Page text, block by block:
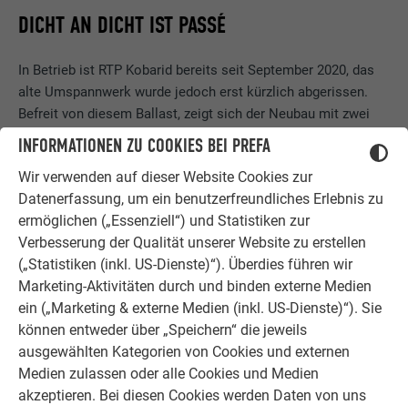
INFORMATIONEN ZU COOKIES BEI PREFA
Wir verwenden auf dieser Website Cookies zur
Datenerfassung, um ein benutzerfreundliches Erlebnis zu
ermöglichen („Essenziell“) und Statistiken zur
Verbesserung der Qualität unserer Website zu erstellen
(„Statistiken (inkl. US-Dienste)“). Überdies führen wir
Marketing-Aktivitäten durch und binden externe Medien
ein („Marketing & externe Medien (inkl. US-Dienste)“). Sie
können entweder über „Speichern“ die jeweils
ausgewählten Kategorien von Cookies und externen
Medien zulassen oder alle Cookies und Medien
akzeptieren. Bei diesen Cookies werden Daten von uns
DICHT AN DICHT IST PASSÉ
In Betrieb ist RTP Kobarid bereits seit September 2020, das
alte Umspannwerk wurde jedoch erst kürzlich abgerissen.
Befreit von diesem Ballast, zeigt sich der Neubau mit zwei
gegenläufigen, aneinander vorbei verlaufenden Dachflächen
in direkter Beziehung zu seiner Umgebung in einem kühnen
Grünton – „Patinagrün heißt die Farbe, für die ich mich nach
langem Suchen entschieden hatte. Ich wollte neben einer
formellen Einfügung auch eine farbliche erreichen, und
PREFA hat mir das ermöglicht“, erklärt der Architekt. Mit
unterschiedlich breiten Scharen rhythmisiert, ist die leicht
schräg angesetzte Fassade mit knappen Überständen an den
Stirnseiten mehr als schützende Hülle: Wahrgenommen wird
sie, vornehmlich von der Bevölkerung und von Reisenden, als
eine dynamische Abrundung, die der vorbeifließenden Soča
farblich nacheifert.